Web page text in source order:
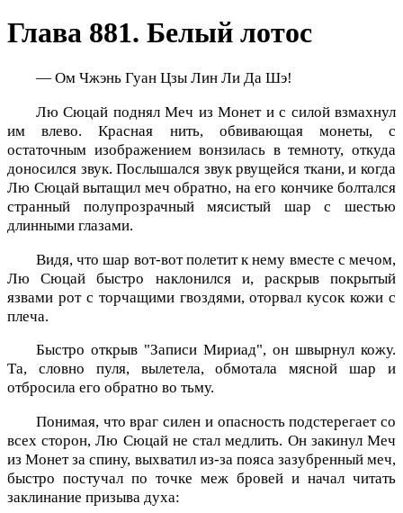
Глава 881. Белый лотос
— Ом Чжэнь Гуан Цзы Лин Ли Да Шэ!
Лю Сюцай поднял Меч из Монет и с силой взмахнул
им влево. Красная нить, обвивающая монеты, с
остаточным изображением вонзилась в темноту, откуда
доносился звук. Послышался звук рвущейся ткани, и когда
Лю Сюцай вытащил меч обратно, на его кончике болтался
странный полупрозрачный мясистый шар с шестью
длинными глазами.
Видя, что шар вот-вот полетит к нему вместе с мечом,
Лю Сюцай быстро наклонился и, раскрыв покрытый
язвами рот с торчащими гвоздями, оторвал кусок кожи с
плеча.
Быстро открыв "Записи Мириад", он швырнул кожу.
Та, словно пуля, вылетела, обмотала мясной шар и
отбросила его обратно во тьму.
Понимая, что враг силен и опасность подстерегает со
всех сторон, Лю Сюцай не стал медлить. Он закинул Меч
из Монет за спину, выхватил из-за пояса зазубренный меч,
быстро постучал по точке меж бровей и начал читать
заклинание призыва духа: